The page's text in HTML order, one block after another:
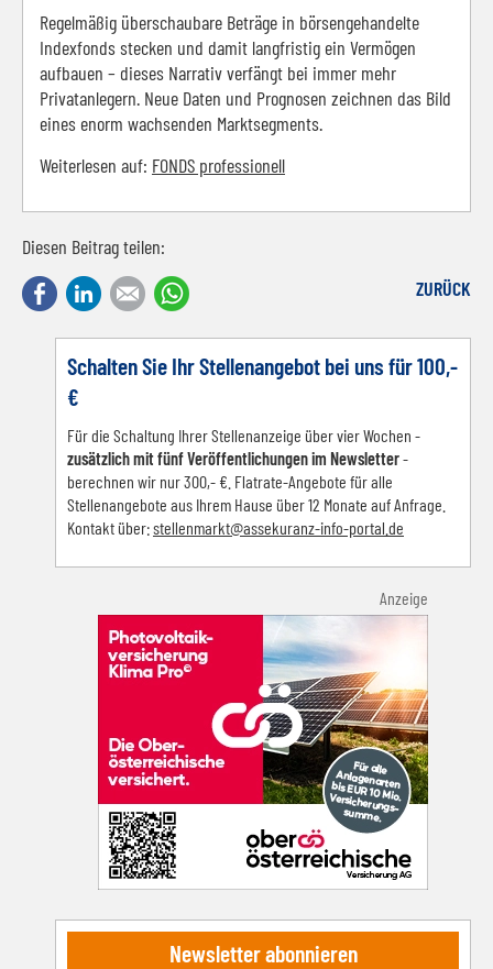
Regelmäßig überschaubare Beträge in börsengehandelte
Indexfonds stecken und damit langfristig ein Vermögen
aufbauen – dieses Narrativ verfängt bei immer mehr
Privatanlegern. Neue Daten und Prognosen zeichnen das Bild
eines enorm wachsenden Marktsegments.
Weiterlesen auf: FONDS professionell
Diesen Beitrag teilen:
FacebookLinkedInE-mail ZURÜCK
Schalten Sie Ihr Stellenangebot bei uns für 100,-
€
Für die Schaltung Ihrer Stellenanzeige über vier Wochen -
zusätzlich mit fünf Veröffentlichungen im Newsletter-
berechnen wir nur 300,- €. Flatrate-Angebote für alle
Stellenangebote aus Ihrem Hause über 12 Monate auf Anfrage.
Kontakt über:stellenmarkt@assekuranz-info-portal.de
Anzeige
Newsletter abonnieren